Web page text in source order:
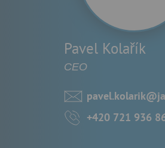
Pavel Kolařík
CEO
+420 721 936